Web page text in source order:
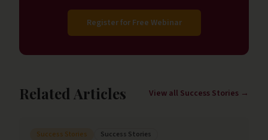
Register for Free Webinar
Related Articles View all Success Stories →
Success Stories Success Stories